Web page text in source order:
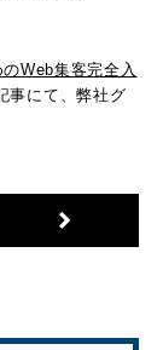
Web集客完全入
事にて、弊社グ